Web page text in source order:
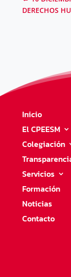
DERECHOS
Inicio
El CPEESM
Colegiación
Servicios
Formación
Noticias
Contacto